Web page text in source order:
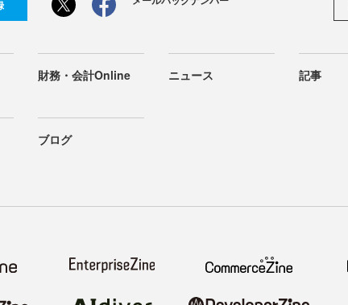
財務・会計Online ニュース 記事
ブログ